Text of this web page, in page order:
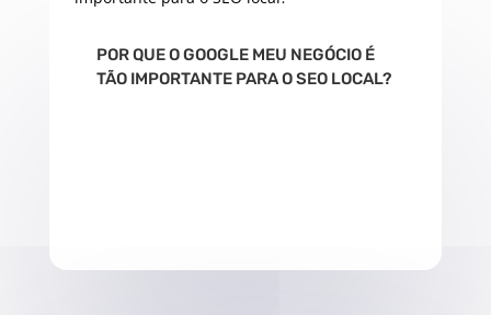
POR QUE O GOOGLE MEU NEGÓCIO É
TÃO IMPORTANTE PARA O SEO LOCAL?